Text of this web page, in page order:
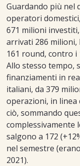
Guardando più nel
operatori
671 milioni
arrivati 286 milioni,
161 round, contro i
Allo stesso tempo,
finanziamenti in
italiani, da 379
operazioni, in
ciò, sommando
complessivamente
salgono a 172
nel semestre
2021).